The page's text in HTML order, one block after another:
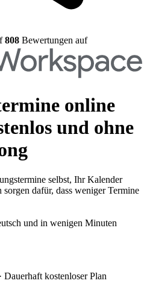
808 Bewertungen auf
online
und ohne
selbst, Ihr Kalender
dafür, dass weniger Termine
und in wenigen Minuten
· Dauerhaft kostenloser Plan